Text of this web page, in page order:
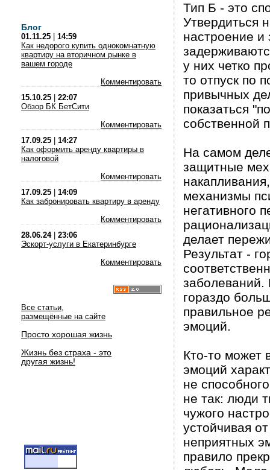
Блог
01.11.25
14:59
Как недорого купить однокомнатную
квартиру на вторичном рынке в
вашем городе
Комментировать
15.10.25
22:07
Обзор БК БетСити
Комментировать
17.09.25
14:27
Как оформить аренду квартиры в
налоговой
Комментировать
17.09.25
14:09
Как забронировать квартиру в аренду
Комментировать
28.06.24| 23:06
Эскорт-услуги в Екатеринбурге
Комментировать
Все статьи,
размещённые на сайте
Просто хорошая жизнь
Жизнь без страха - это
другая жизнь!
Тип Б - это
Утвердиться
настроение и
у них четко
то отпуск по
привычных
показаться
собственной
На самом
защитные
механизмы
негативного
делает
Результат -
заболеваний.
гораздо
правильное
эмоций.
Кто-то может
эмоций
не
не так: люди
чужого
устойчивая
неприятных
правило